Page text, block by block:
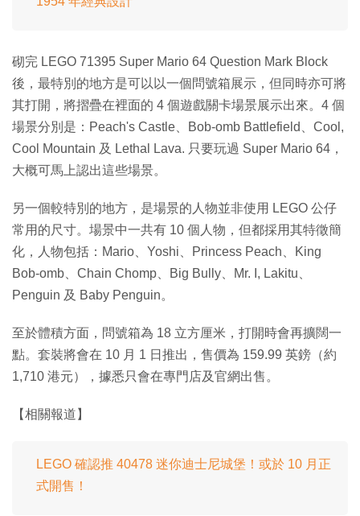
砌完 LEGO 71395 Super Mario 64 Question Mark Block
後，最特別的地方是可以以一個問號箱展示，但同時亦可將
其打開，將摺疊在裡面的 4 個遊戲關卡場景展示出來。4 個
場景分別是：Peach's Castle、Bob-omb Battlefield、Cool,
Cool Mountain 及 Lethal Lava. 只要玩過 Super Mario 64，
大概可馬上認出這些場景。
另一個較特別的地方，是場景的人物並非使用 LEGO 公仔
常用的尺寸。場景中一共有 10 個人物，但都採用其特徵簡
化，人物包括：Mario、Yoshi、Princess Peach、King
Bob-omb、Chain Chomp、Big Bully、Mr. I, Lakitu、
Penguin 及 Baby Penguin。
至於體積方面，問號箱為 18 立方厘米，打開時會再擴闊一
點。套裝將會在 10 月 1 日推出，售價為 159.99 英鎊（約
1,710 港元），據悉只會在專門店及官網出售。
【相關報道】
LEGO 確認推 40478 迷你迪士尼城堡！或於 10 月正
式開售！